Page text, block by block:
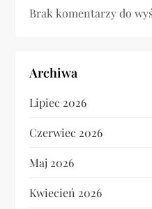
Brak komentarzy do
Archiwa
Lipiec 2026
Czerwiec 2026
Maj 2026
Kwiecień 2026